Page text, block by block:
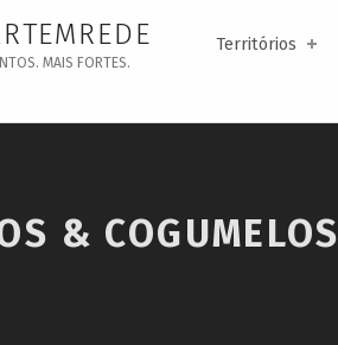
& COGUMELOS - ARTEMREDE
MAIS FORTES.
Territórios
& COGUMELOS